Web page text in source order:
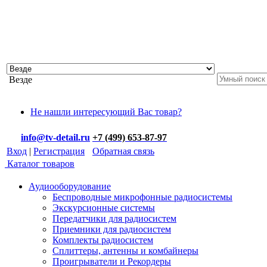
Везде
Не нашли интересующий Вас товар?
info@tv-detail.ru +7 (499) 653-87-97
Вход | Регистрация
Обратная связь
Каталог товаров
Аудиооборудование
Беспроводные микрофонные радиосистемы
Экскурсионные системы
Передатчики для радиосистем
Приемники для радиосистем
Комплекты радиосистем
Сплиттеры, антенны и комбайнеры
Проигрыватели и Рекордеры